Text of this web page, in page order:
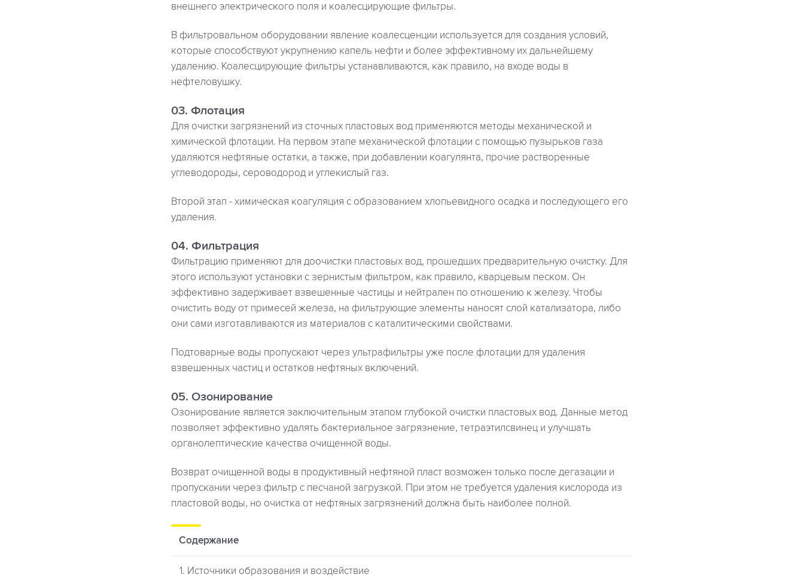
внешнего электрического поля и коалесцирующие фильтры.
В фильтровальном оборудовании явление коалесценции используется для создания условий,
которые способствуют укрупнению капель нефти и более эффективному их дальнейшему
удалению. Коалесцирующие фильтры устанавливаются, как правило, на входе воды в
нефтеловушку.
03. Флотация
Для очистки загрязнений из сточных пластовых вод применяются методы механической и
химической флотации. На первом этапе механической флотации с помощью пузырьков газа
удаляются нефтяные остатки, а также, при добавлении коагулянта, прочие растворенные
углеводороды, сероводород и углекислый газ.
Второй этап - химическая коагуляция с образованием хлопьевидного осадка и последующего его
удаления.
04. Фильтрация
Фильтрацию применяют для доочистки пластовых вод, прошедших предварительную очистку. Для
этого используют установки с зернистым фильтром, как правило, кварцевым песком. Он
эффективно задерживает взвешенные частицы и нейтрален по отношению к железу. Чтобы
очистить воду от примесей железа, на фильтрующие элементы наносят слой катализатора, либо
они сами изготавливаются из материалов с каталитическими свойствами.
Подтоварные воды пропускают через ультрафильтры уже после флотации для удаления
взвешенных частиц и остатков нефтяных включений.
05. Озонирование
Озонирование является заключительным этапом глубокой очистки пластовых вод. Данные метод
позволяет эффективно удалять бактериальное загрязнение, тетраэтилсвинец и улучшать
органолептические качества очищенной воды.
Возврат очищенной воды в продуктивный нефтяной пласт возможен только после дегазации и
пропускании через фильтр с песчаной загрузкой. При этом не требуется удаления кислорода из
пластовой воды, но очистка от нефтяных загрязнений должна быть наиболее полной.
Содержание
1. Источники образования и воздействие